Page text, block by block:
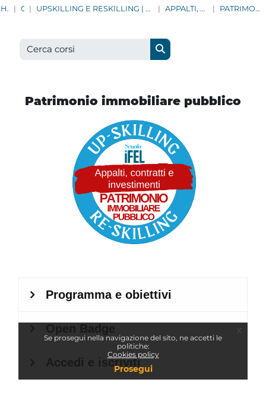
HOME CORSI UPSKILLING E RESKILLING | AGGIORNAMENTO CONTINUO PER TUTTI I DIPENDENTI COMUNALI APPALTI, CONTRATTI E INVESTIMENTI PATRIMONIO IMMOBILIARE PUBBLICO
Cerca corsi
Cerca corsi
Patrimonio immobiliare pubblico